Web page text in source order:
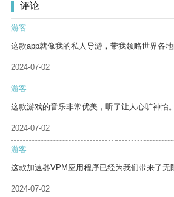
评论
游客
这款app就像我的私人导游，带我领略世界各地
2024-07-02
游客
这款游戏的音乐非常优美，听了让人心旷神怡。
2024-07-02
游客
这款加速器VPM应用程序已经为我们带来了无
2024-07-02